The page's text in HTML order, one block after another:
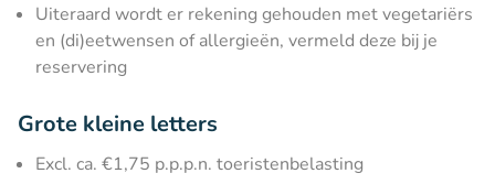
Uiteraard wordt er rekening gehouden met vegetariërs
en (di)eetwensen of allergieën, vermeld deze bij je
reservering
Grote kleine letters
Excl. ca. €1,75 p.p.p.n. toeristenbelasting